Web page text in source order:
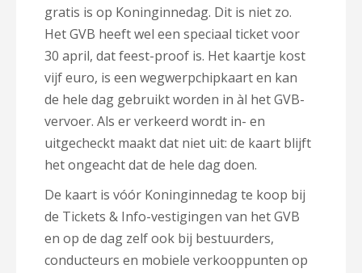
gratis is op Koninginnedag. Dit is niet zo.
Het GVB heeft wel een speciaal ticket voor
30 april, dat feest-proof is. Het kaartje kost
vijf euro, is een wegwerpchipkaart en kan
de hele dag gebruikt worden in àl het GVB-
vervoer. Als er verkeerd wordt in- en
uitgecheckt maakt dat niet uit: de kaart blijft
het ongeacht dat de hele dag doen.
De kaart is vóór Koninginnedag te koop bij
de Tickets & Info-vestigingen van het GVB
en op de dag zelf ook bij bestuurders,
conducteurs en mobiele verkooppunten op